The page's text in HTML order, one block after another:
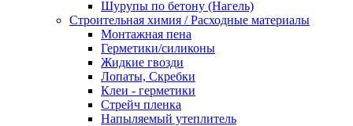
Шурупы по бетону (Нагель)
Строительная химия / Расходные материалы
Монтажная пена
Герметики/силиконы
Жидкие гвозди
Лопаты, Скребки
Клеи - герметики
Стрейч пленка
Напыляемый утеплитель